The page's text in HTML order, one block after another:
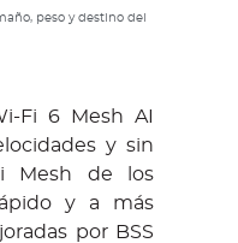
peso y destino del
Fi 6 Mesh AI
y sin
Mesh de los
y a más
por BSS